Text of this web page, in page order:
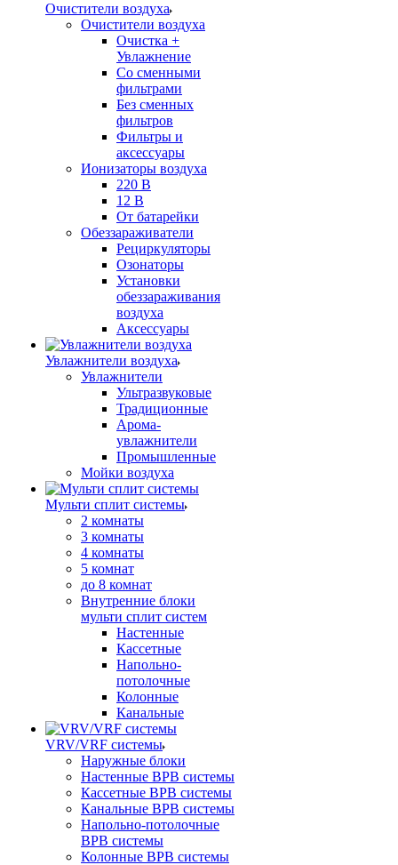
Очистители воздуха
Очистители воздуха
Очистка +
Увлажнение
Cо сменными
фильтрами
Без сменных
фильтров
Фильтры и
аксессуары
Ионизаторы воздуха
220 В
12 В
От батарейки
Обеззараживатели
Рециркуляторы
Озонаторы
Установки
обеззараживания
воздуха
Аксессуары
Увлажнители воздуха
Увлажнители
Ультразвуковые
Традиционные
Арома-
увлажнители
Промышленные
Мойки воздуха
Мульти сплит системы
2 комнаты
3 комнаты
4 комнаты
5 комнат
до 8 комнат
Внутренние блоки
мульти сплит систем
Настенные
Кассетные
Напольно-
потолочные
Колонные
Канальные
VRV/VRF системы
Наружные блоки
Настенные ВРВ системы
Кассетные ВРВ системы
Канальные ВРВ системы
Напольно-потолочные
ВРВ системы
Колонные ВРВ системы